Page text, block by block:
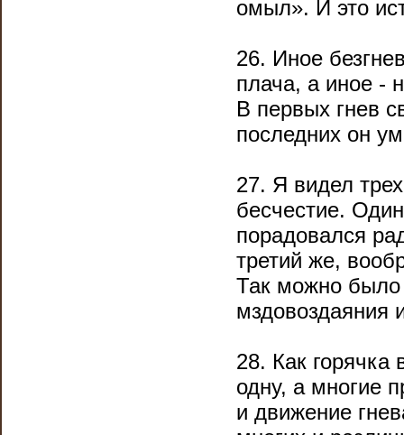
омыл». И это
26. Иное
плача, а иное -
В первых гнев
последних он
27. Я видел
бесчестие.
порадовался
третий же,
Так можно было
мздовоздаяния
28. Как горячка
одну, а многие
и движение